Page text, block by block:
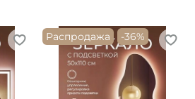
Распродажа -36%